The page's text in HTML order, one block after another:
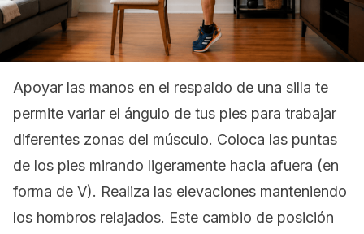
Apoyar las manos en el respaldo de una silla te
permite variar el ángulo de tus pies para trabajar
diferentes zonas del músculo. Coloca las puntas
de los pies mirando ligeramente hacia afuera (en
forma de V). Realiza las elevaciones manteniendo
los hombros relajados. Este cambio de posición